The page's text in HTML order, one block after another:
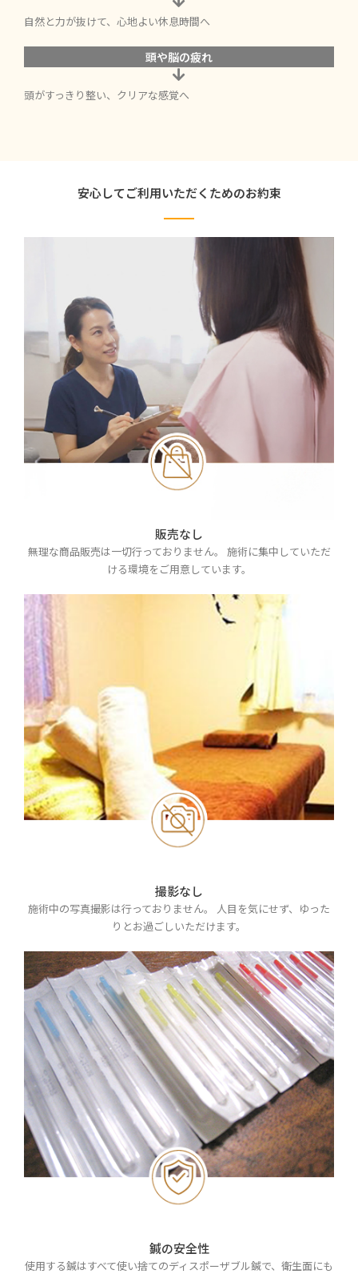
自然と力が抜けて、心地よい休息時間へ
頭や脳の疲れ
頭がすっきり整い、クリアな感覚へ
安心してご利用いただくためのお約束
販売なし
無理な商品販売は一切行っておりません。 施術に集中していただ
ける環境をご用意しています。
撮影なし
施術中の写真撮影は行っておりません。 人目を気にせず、ゆった
りとお過ごしいただけます。
鍼の安全性
使用する鍼はすべて使い捨てのディスポーザブル鍼で、衛生面にも